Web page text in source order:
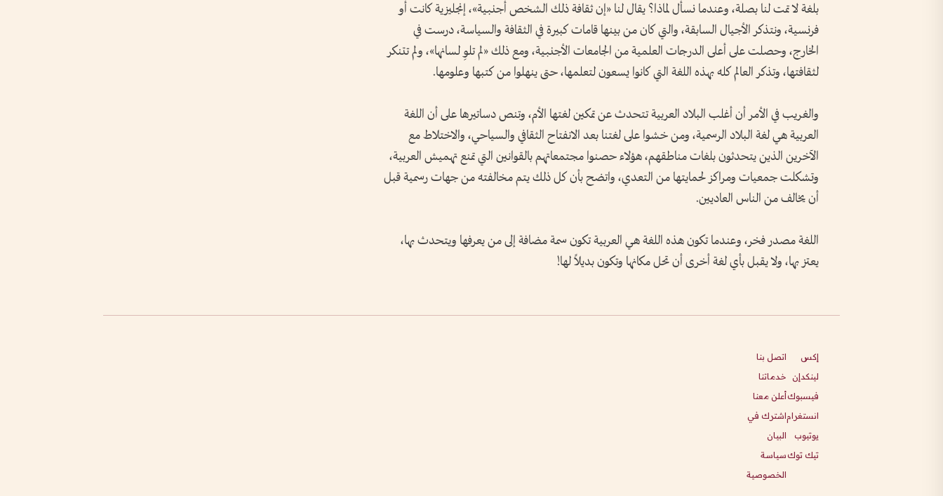
بلغة لا تمت لنا بصلة، وعندما نسأل لماذا؟ يقال لنا «إن ثقافة ذلك الشخص أجنبية»، إنجليزية كانت أو
فرنسية، ونتذكر الأجيال السابقة، والتي كان من بينها قامات كبيرة في الثقافة والسياسة، درست في
الخارج، وحصلت على أعلى الدرجات العلمية من الجامعات الأجنبية، ومع ذلك «لم تلوِ لسانها»، ولم تتنكر
لثقافتها، وتذكر العالم كله بهذه اللغة التي كانوا يسعون لتعلمها، حتى ينهلوا من كتبها وعلومها.
والغريب في الأمر أن أغلب البلاد العربية تتحدث عن تمكين لغتها الأم، وتنص دساتيرها على أن اللغة
العربية هي لغة البلاد الرسمية، ومن خشوا على لغتنا بعد الانفتاح الثقافي والسياحي، والاختلاط مع
الآخرين الذين يتحدثون بلغات مناطقهم، هؤلاء حصنوا مجتمعاتهم بالقوانين التي تمنع تهميش العربية،
وتشكلت جمعيات ومراكز لحمايتها من التعدي، واتضح بأن كل ذلك يتم مخالفته من جهات رسمية قبل
أن يخالف من الناس العاديين.
اللغة مصدر فخر، وعندما تكون هذه اللغة هي العربية تكون سمة مضافة إلى من يعرفها ويتحدث بها،
يعتز بها، ولا يقبل بأي لغة أخرى أن تحل مكانها وتكون بديلاً لها!
إكس
لينكدإن
فيسبوك
انستغرام
يوتيوب
تيك توك
اتصل بنا
خدماتنا
أعلن معنا
اشترك في
البيان
سياسة
الخصوصية